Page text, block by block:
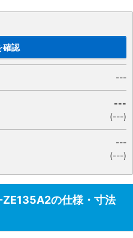
確認
---
---
(---)
---
(---)
の仕様・寸法